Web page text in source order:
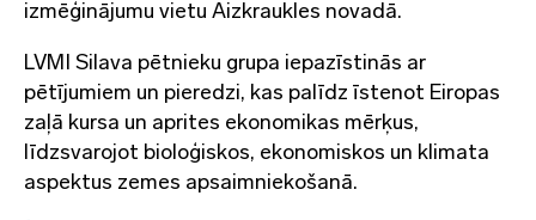
izmēģinājumu vietu Aizkraukles novadā.
LVMI Silava pētnieku grupa iepazīstinās ar
pētījumiem un pieredzi, kas palīdz īstenot Eiropas
zaļā kursa un aprites ekonomikas mērķus,
līdzsvarojot bioloģiskos, ekonomiskos un klimata
aspektus zemes apsaimniekošanā.